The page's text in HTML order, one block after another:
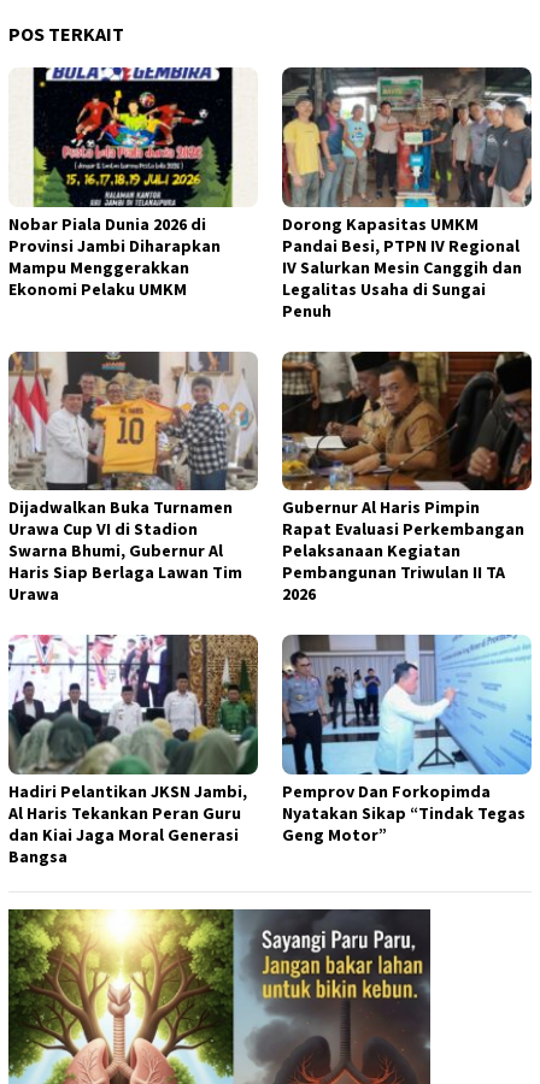
POS TERKAIT
Nobar Piala Dunia 2026 di
Provinsi Jambi Diharapkan
Mampu Menggerakkan
Ekonomi Pelaku UMKM
Dorong Kapasitas UMKM
Pandai Besi, PTPN IV Regional
IV Salurkan Mesin Canggih dan
Legalitas Usaha di Sungai
Penuh
Dijadwalkan Buka Turnamen
Urawa Cup VI di Stadion
Swarna Bhumi, Gubernur Al
Haris Siap Berlaga Lawan Tim
Urawa
Gubernur Al Haris Pimpin
Rapat Evaluasi Perkembangan
Pelaksanaan Kegiatan
Pembangunan Triwulan II TA
2026
Hadiri Pelantikan JKSN Jambi,
Al Haris Tekankan Peran Guru
dan Kiai Jaga Moral Generasi
Bangsa
Pemprov Dan Forkopimda
Nyatakan Sikap “Tindak Tegas
Geng Motor”